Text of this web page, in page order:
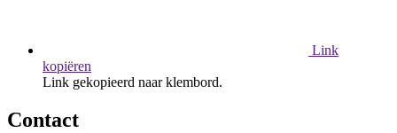
Link
kopiëren
Link gekopieerd naar klembord.
Contact